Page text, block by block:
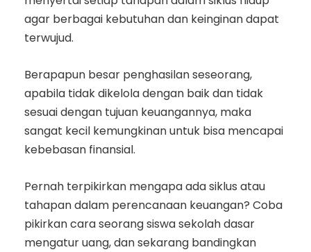
agar berbagai kebutuhan dan keinginan dapat
terwujud.
Berapapun besar penghasilan seseorang,
apabila tidak dikelola dengan baik dan tidak
sesuai dengan tujuan keuangannya, maka
sangat kecil kemungkinan untuk bisa mencapai
kebebasan finansial.
Pernah terpikirkan mengapa ada siklus atau
tahapan dalam perencanaan keuangan? Coba
pikirkan cara seorang siswa sekolah dasar
mengatur uang, dan sekarang bandingkan